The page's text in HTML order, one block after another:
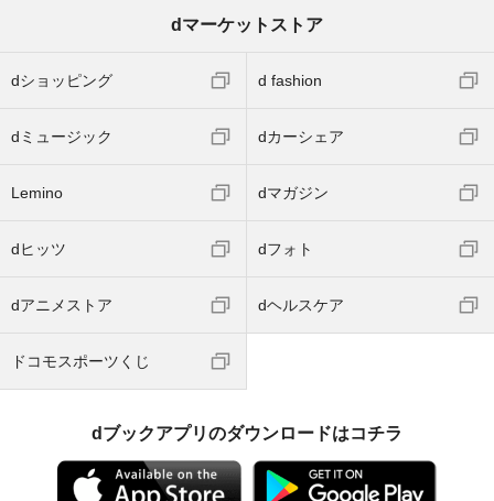
dマーケットストア
dショッピング d fashion
dミュージック dカーシェア
Lemino dマガジン
dヒッツ dフォト
dアニメストア dヘルスケア
ドコモスポーツくじ
dブックアプリのダウンロードはコチラ